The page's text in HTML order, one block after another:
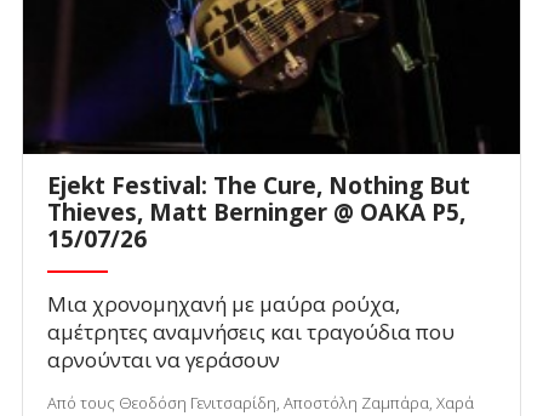
Ejekt Festival: The Cure, Nothing But
Thieves, Matt Berninger @ ΟΑΚΑ P5,
15/07/26
Μια χρονομηχανή με μαύρα ρούχα,
αμέτρητες αναμνήσεις και τραγούδια που
αρνούνται να γεράσουν
Από τους Θεοδόση Γενιτσαρίδη, Αποστόλη Ζαμπάρα, Χαρά